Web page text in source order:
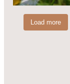
Load more